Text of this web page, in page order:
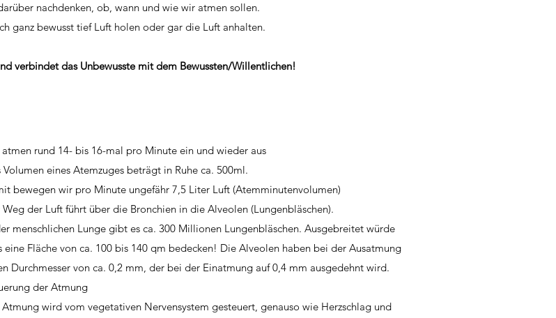
nachdenken, ob, wann und wie wir atmen sollen.
ganz bewusst tief Luft holen oder gar die Luft anhalten.
verbindet das Unbewusste mit dem Bewussten/Willentlichen!
rund 14- bis 16-mal pro Minute ein und wieder aus
Volumen eines Atemzuges beträgt in Ruhe ca. 500ml.
bewegen wir pro Minute ungefähr 7,5 Liter Luft (Atemminutenvolumen)
Weg der Luft führt über die Bronchien in die Alveolen (Lungenbläschen).
menschlichen Lunge gibt es ca. 300 Millionen Lungenbläschen. Ausgebreitet würde
eine Fläche von ca. 100 bis 140 qm bedecken! Die Alveolen haben bei der Ausatmung
Durchmesser von ca. 0,2 mm, der bei der Einatmung auf 0,4 mm ausgedehnt wird.
der Atmung
wird vom vegetativen Nervensystem gesteuert, genauso wie Herzschlag und